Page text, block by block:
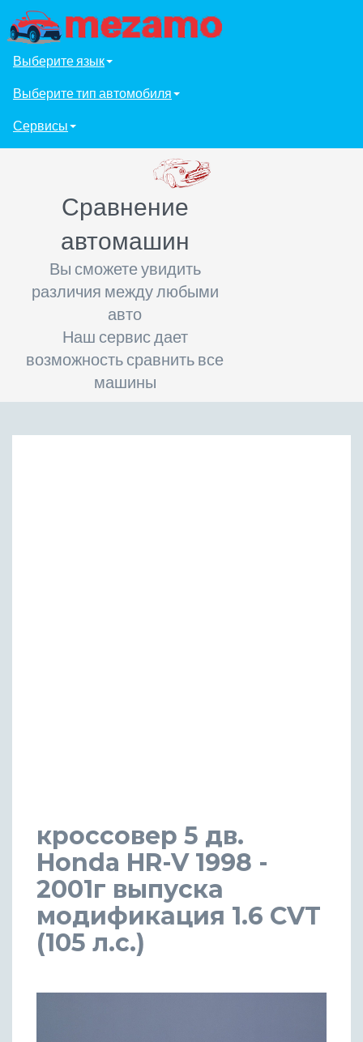
Выберите язык
Выберите тип автомобиля
Сервисы
Сравнение
автомашин
Вы сможете увидить
различия между любыми
авто
Наш сервис дает
возможность сравнить все
машины
кроссовер 5 дв.
Honda HR-V 1998 -
2001г выпуска
модификация 1.6 CVT
(105 л.с.)